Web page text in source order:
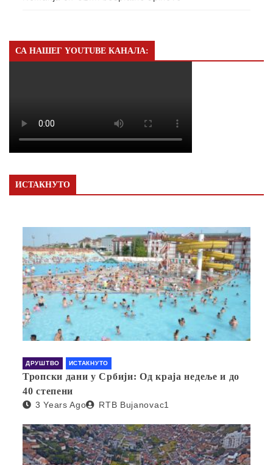
СА НАШЕГ YOUTUBE КАНАЛА:
ИСТАКНУТО
ДРУШТВО ИСТАКНУТО
Тропски дани у Србији: Од краја недеље и до
40 степени
3 Years Ago RTB Bujanovac1